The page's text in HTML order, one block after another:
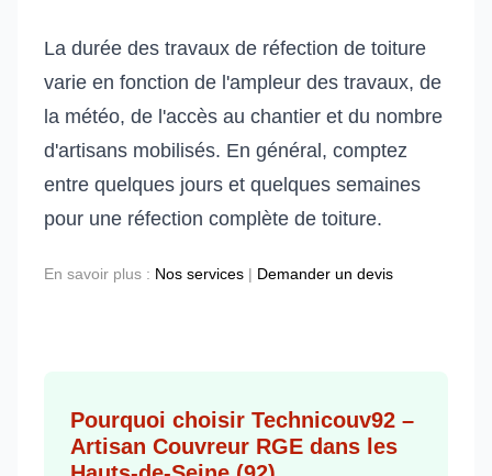
La durée des travaux de réfection de toiture
varie en fonction de l'ampleur des travaux, de
la météo, de l'accès au chantier et du nombre
d'artisans mobilisés. En général, comptez
entre quelques jours et quelques semaines
pour une réfection complète de toiture.
En savoir plus : Nos services | Demander un devis
Pourquoi choisir Technicouv92 –
Artisan Couvreur RGE dans les